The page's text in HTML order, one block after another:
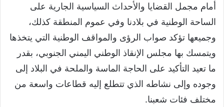
أمام مجمل القضايا والأحداث السياسية الجارية على
الساحة الوطنية في بلادنا وفي عموم المنطقة كذلك،
وجميعها تؤكد صواب الرؤى والمواقف الوطنية التي يتخذها
ويتمسك بها مجلس الإنقاذ الوطني اليمني الجنوبي، بقدر
ما تعيد التأكيد على الحاجة الماسة والملحة في البلاد إلى
وجوده وإلى نشاطه الذي تتطلع إليه قطاعات واسعة من
مختلف فئات شعبنا.